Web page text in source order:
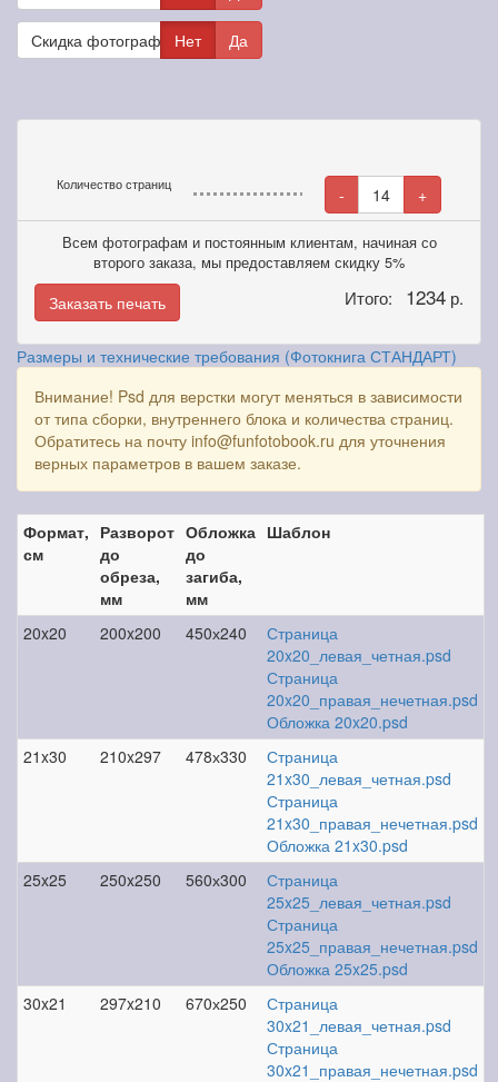
Скидка фотографамНет Да
Количество страниц - 14 +
Всем фотографам и постоянным клиентам, начиная со
второго заказа, мы предоставляем скидку 5%
Заказать печать Итого: 1234 р.
Размеры и технические требования (Фотокнига СТАНДАРТ)
Внимание! Psd для верстки могут меняться в зависимости
от типа сборки, внутреннего блока и количества страниц.
Обратитесь на почту info@funfotobook.ru для уточнения
верных параметров в вашем заказе.
Формат,
см
Разворот
до
обреза,
мм
Обложка
до
загиба,
мм
Шаблон
20x20 200x200 450х240
Страница
20x20_левая_четная.psd
Страница
20x20_правая_нечетная.psd
Обложка 20x20.psd
21x30
210x297 478х330
Страница
21x30_левая_четная.psd
Страница
21x30_правая_нечетная.psd
Обложка 21x30.psd
25x25
250x250 560х300
Страница
25x25_левая_четная.psd
Страница
25x25_правая_нечетная.psd
Обложка 25x25.psd
30x21
297x210 670х250
Страница
30x21_левая_четная.psd
Страница
30x21_правая_нечетная.psd